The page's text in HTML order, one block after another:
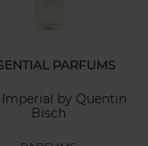
PARFUMS
by Quentin
Bisch